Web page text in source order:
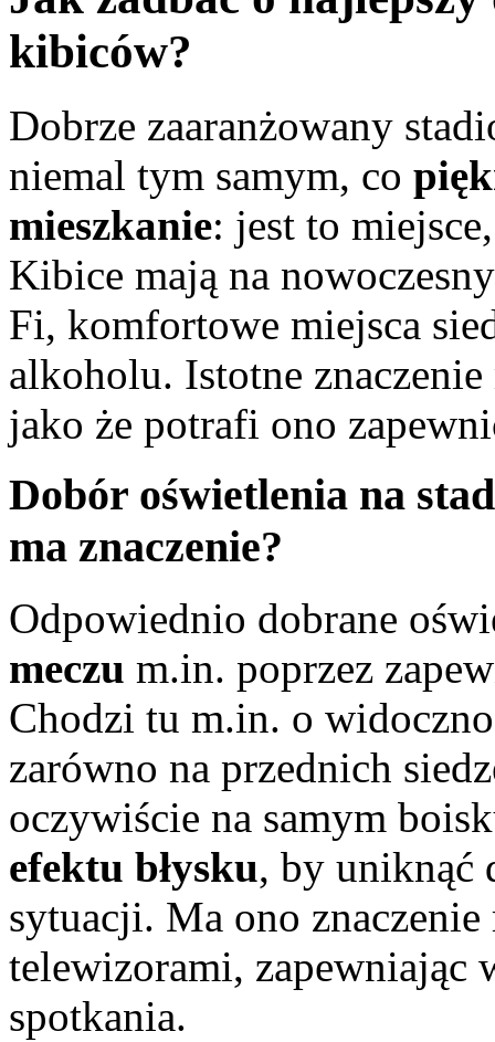
kibiców?
Dobrze zaaranżowany
niemal tym samym, co
mieszkanie: jest to
Kibice mają na
Fi, komfortowe miejsca
alkoholu. Istotne
jako że potrafi ono
Dobór oświetlenia na
ma znaczenie?
Odpowiednio dobrane
meczu m.in. poprzez
Chodzi tu m.in. o
zarówno na przednich
oczywiście na samym
efektu błysku, by uniknąć
sytuacji. Ma ono
telewizorami, zapewniając
spotkania.